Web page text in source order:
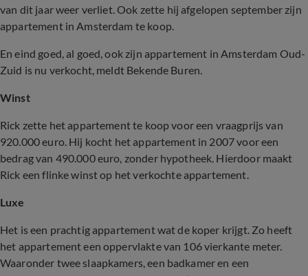
van dit jaar weer verliet. Ook zette hij afgelopen september zijn
appartement in Amsterdam te koop.
En eind goed, al goed, ook zijn appartement in Amsterdam Oud-
Zuid is nu verkocht, meldt Bekende Buren.
Winst
Rick zette het appartement te koop voor een vraagprijs van
920.000 euro. Hij kocht het appartement in 2007 voor een
bedrag van 490.000 euro, zonder hypotheek. Hierdoor maakt
Rick een flinke winst op het verkochte appartement.
Luxe
Het is een prachtig appartement wat de koper krijgt. Zo heeft
het appartement een oppervlakte van 106 vierkante meter.
Waaronder twee slaapkamers, een badkamer en een